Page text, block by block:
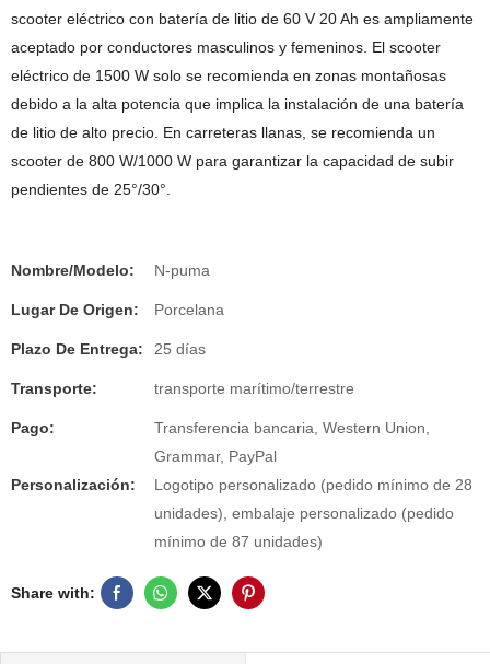
scooter eléctrico con batería de litio de 60 V 20 Ah es ampliamente
aceptado por conductores masculinos y femeninos. El scooter
eléctrico de 1500 W solo se recomienda en zonas montañosas
debido a la alta potencia que implica la instalación de una batería
de litio de alto precio. En carreteras llanas, se recomienda un
scooter de 800 W/1000 W para garantizar la capacidad de subir
pendientes de 25°/30°.
Nombre/Modelo: N-puma
Lugar De Origen: Porcelana
Plazo De Entrega: 25 días
Transporte: transporte marítimo/terrestre
Pago:
Transferencia bancaria, Western Union,
Grammar, PayPal
Personalización:
Logotipo personalizado (pedido mínimo de 28
unidades), embalaje personalizado (pedido
mínimo de 87 unidades)
Share with: